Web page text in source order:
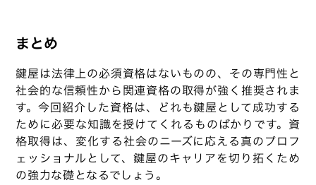
まとめ
鍵屋は法律上の必須資格はないものの、その専門性と
社会的な信頼性から関連資格の取得が強く推奨されま
す。今回紹介した資格は、どれも鍵屋として成功する
ために必要な知識を授けてくれるものばかりです。資
格取得は、変化する社会のニーズに応える真のプロフ
ェッショナルとして、鍵屋のキャリアを切り拓くため
の強力な礎となるでしょう。